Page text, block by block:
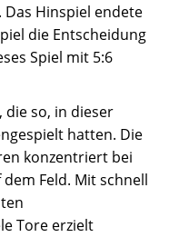
Das Hinspiel endete
die Entscheidung
Spiel mit 5:6
die so, in dieser
hatten. Die
konzentriert bei
Feld. Mit schnell
Tore erzielt